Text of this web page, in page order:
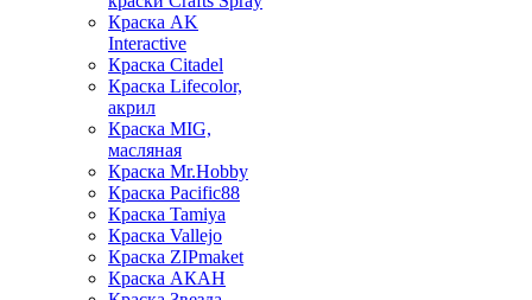
Краска AK
Interactive
Краска Citadel
Краска Lifecolor,
акрил
Краска MIG,
масляная
Краска Mr.Hobby
Краска Pacific88
Краска Tamiya
Краска Vallejo
Краска ZIPmaket
Краска АКАН